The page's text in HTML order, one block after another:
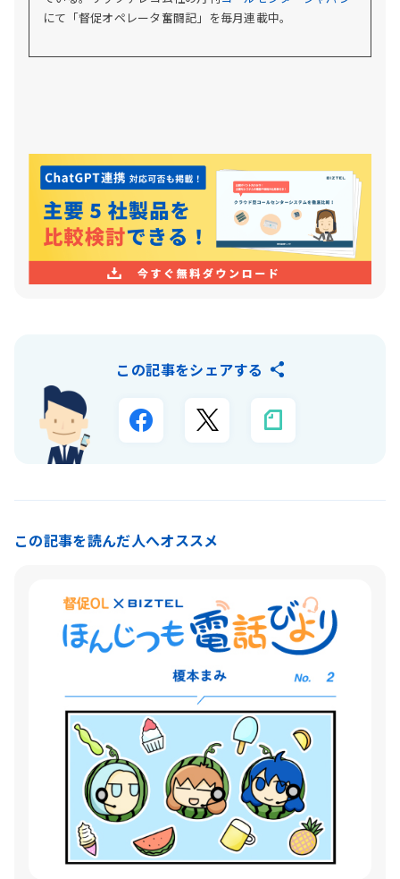
にて「督促オペレータ奮闘記」を毎月連載中。
この記事をシェアする
この記事を読んだ人へオススメ